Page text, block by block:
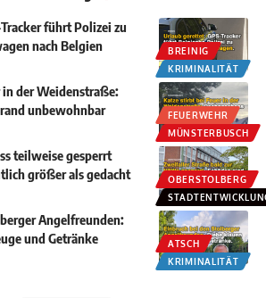
BREINIG
KRIMINALITÄT
führt Polizei zu
nach Belgien
FEUERWEHR
MÜNSTERBUSCH
der Weidenstraße:
unbewohnbar
OBERSTOLBERG
teilweise gesperrt
größer als gedacht
ATSCH
KRIMINALITÄT
Angelfreunden:
und Getränke